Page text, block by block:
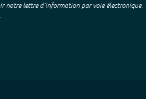
notre lettre d’information par voie électronique.